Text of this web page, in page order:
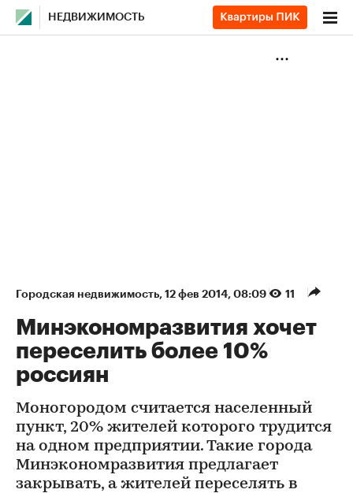
НЕДВИЖИМОСТЬ
Городская недвижимость⁠, 12 фев 2014, 08:09 11
Минэкономразвития хочет
переселить более 10%
россиян
Моногородом считается населенный
пункт, 20% жителей которого трудится
на одном предприятии. Такие города
Минэкономразвития предлагает
закрывать, а жителей переселять в